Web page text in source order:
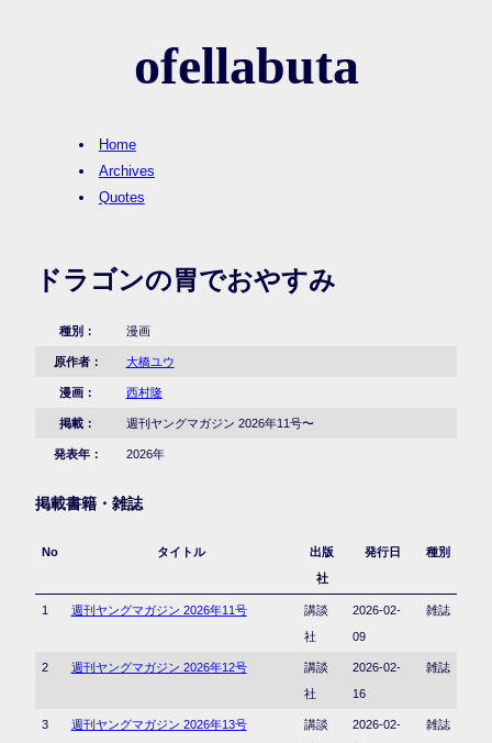
ofellabuta
Home
Archives
Quotes
ドラゴンの胃でおやすみ
種別： 漫画
原作者： 大橋ユウ
漫画： 西村隆
掲載： 週刊ヤングマガジン 2026年11号〜
発表年： 2026年
掲載書籍・雑誌
No タイトル
出版
社
発行日 種別
1 週刊ヤングマガジン 2026年11号
講談
社
2026-02-
09
雑誌
2 週刊ヤングマガジン 2026年12号
講談
社
2026-02-
16
雑誌
3 週刊ヤングマガジン 2026年13号
講談
2026-02-
雑誌